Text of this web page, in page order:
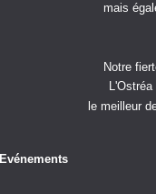
mais
Notre
le meilleur
Evénements